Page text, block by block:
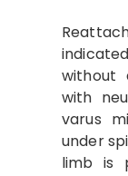
without
with
varus
under
limb is